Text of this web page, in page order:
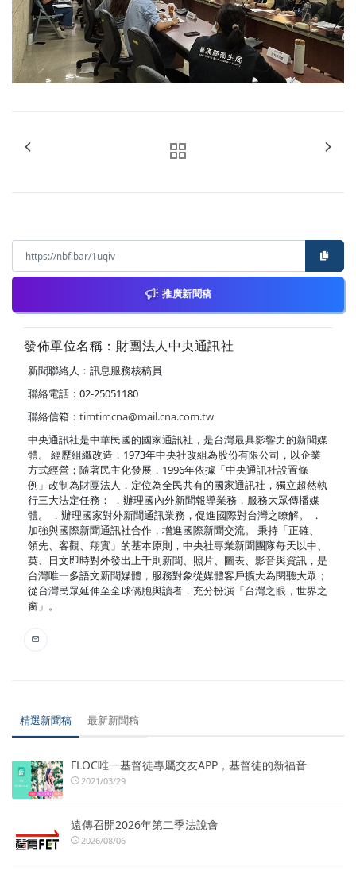
推廣新聞稿
發佈單位名稱：財團法人中央通訊社
新聞聯絡人：訊息服務核稿員
聯絡電話：02-25051180
聯絡信箱： timtimcna@mail.cna.com.tw
中央通訊社是中華民國的國家通訊社，是台灣最具影響力的新聞媒
體。 經歷組織改造，1973年中央社改組為股份有限公司，以企業
方式經營；隨著民主化發展，1996年依據「中央通訊社設置條
例」改制為財團法人，定位為全民共有的國家通訊社，獨立超然執
行三大法定任務： ．辦理國內外新聞報導業務，服務大眾傳播媒
體。 ．辦理國家對外新聞通訊業務，促進國際對台灣之瞭解。 ．
加強與國際新聞通訊社合作，增進國際新聞交流。 秉持「正確、
領先、客觀、翔實」的基本原則，中央社專業新聞團隊每天以中、
英、日文即時對外發出上千則新聞、照片、圖表、影音與資訊，是
台灣唯一多語文新聞媒體，服務對象從媒體客戶擴大為閱聽大眾；
從台灣民眾延伸至全球僑胞與讀者，充分扮演「台灣之眼，世界之
窗」。
精選新聞稿 最新新聞稿
FLOC唯一基督徒專屬交友APP，基督徒的新福音
2021/03/29
遠傳召開2026年第二季法說會
2026/08/06